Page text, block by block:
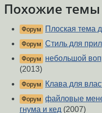
Похожие темы
Форум Плоская тема
Форум Стиль для
Форум
небольшой
(2013)
Форум Клава для
Форум файловые
гнума и кед (2007)